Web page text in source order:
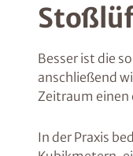
Besser ist die
anschließend
Zeitraum
In der Praxis